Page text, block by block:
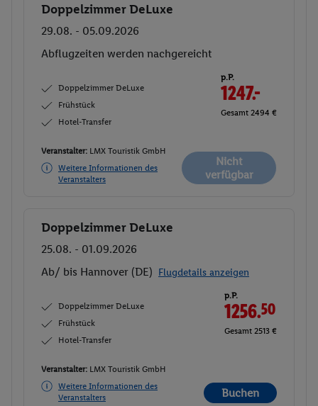
Buchen
Doppelzimmer DeLuxe
29.08. - 05.09.2026
Abflugzeiten werden nachgereicht
Doppelzimmer DeLuxe
Frühstück
Hotel-Transfer
p.P.
1247.-
Gesamt 2494 €
Veranstalter: LMX Touristik GmbH
Weitere Informationen des
Veranstalters
Nicht
verfügbar
Buchen
Doppelzimmer DeLuxe
25.08. - 01.09.2026
Ab/ bis Hannover (DE) Flugdetails anzeigen
Doppelzimmer DeLuxe
Frühstück
Hotel-Transfer
p.P.
1256.50
Gesamt 2513 €
Veranstalter: LMX Touristik GmbH
Weitere Informationen des
Veranstalters
Buchen